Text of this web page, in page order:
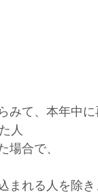
みて、本年中
人
場合で、
れる人を除き